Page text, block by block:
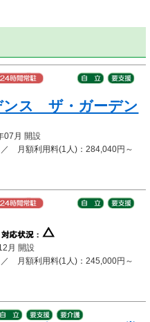
ンス ザ・ガーデン
月 開設
月額利用料(1人)：284,040円～
月 開設
月額利用料(1人)：245,000円～